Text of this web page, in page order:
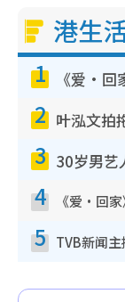
港生
1
2
3
4
5